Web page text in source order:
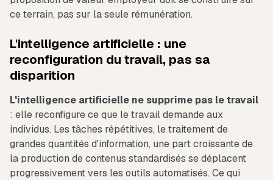
ce terrain, pas sur la seule rémunération.
L'intelligence artificielle : une
reconfiguration du travail, pas sa
disparition
L'intelligence artificielle ne supprime pas le travail
: elle reconfigure ce que le travail demande aux
individus. Les tâches répétitives, le traitement de
grandes quantités d'information, une part croissante de
la production de contenus standardisés se déplacent
progressivement vers les outils automatisés. Ce qui